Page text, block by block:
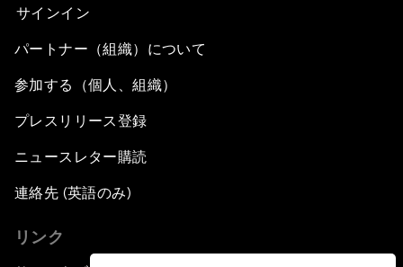
サインイン
パートナー（組織）について
参加する（個人、組織）
プレスリリース登録
ニュースレター購読
連絡先 (英語のみ)
リンク